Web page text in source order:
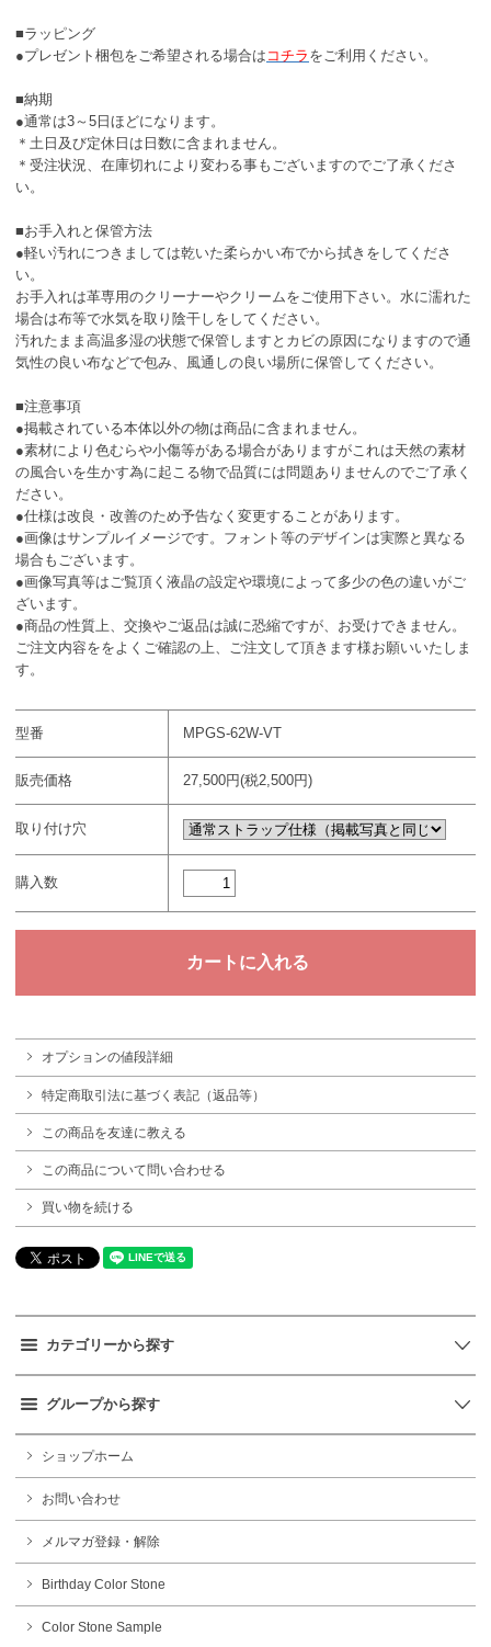
■ラッピング
●プレゼント梱包をご希望される場合は コチラ をご利用ください。
■納期
●通常は3～5日ほどになります。
＊土日及び定休日は日数に含まれません。
＊受注状況、在庫切れにより変わる事もございますのでご了承くださ
い。
■お手入れと保管方法
●軽い汚れにつきましては乾いた柔らかい布でから拭きをしてくださ
い。
お手入れは革専用のクリーナーやクリームをご使用下さい。水に濡れた
場合は布等で水気を取り陰干しをしてください。
汚れたまま高温多湿の状態で保管しますとカビの原因になりますので通
気性の良い布などで包み、風通しの良い場所に保管してください。
■注意事項
●掲載されている本体以外の物は商品に含まれません。
●素材により色むらや小傷等がある場合がありますがこれは天然の素材
の風合いを生かす為に起こる物で品質には問題ありませんのでご了承く
ださい。
●仕様は改良・改善のため予告なく変更することがあります。
●画像はサンプルイメージです。フォント等のデザインは実際と異なる
場合もございます。
●画像写真等はご覧頂く液晶の設定や環境によって多少の色の違いがご
ざいます。
●商品の性質上、交換やご返品は誠に恐縮ですが、お受けできません。
ご注文内容ををよくご確認の上、ご注文して頂きます様お願いいたしま
す。
型番 MPGS-62W-VT
販売価格 27,500円(税2,500円)
取り付け穴
購入数
オプションの値段詳細
特定商取引法に基づく表記（返品等）
この商品を友達に教える
この商品について問い合わせる
買い物を続ける
カテゴリーから探す
グループから探す
ショップホーム
お問い合わせ
メルマガ登録・解除
Birthday Color Stone
Color Stone Sample